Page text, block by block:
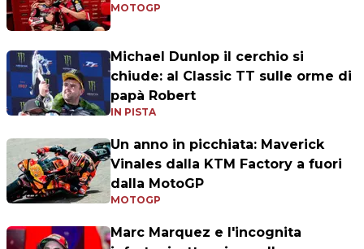
MOTOGP
Michael Dunlop il cerchio si
chiude: al Classic TT sulle orme di
papà Robert
IN PISTA
Un anno in picchiata: Maverick
Vinales dalla KTM Factory a fuori
dalla MotoGP
MOTOGP
Marc Marquez e l'incognita